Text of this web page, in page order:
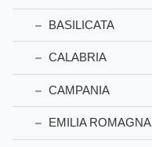
BASILICATA
CALABRIA
CAMPANIA
EMILIA ROMAGNA